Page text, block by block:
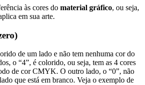
às cores do material gráfico, ou seja,
em sua arte.
de um lado e não tem nenhuma cor do
o “4”, é colorido, ou seja, tem as 4 cores
de cor CMYK. O outro lado, o “0”, não
que está em branco. Veja o exemplo de